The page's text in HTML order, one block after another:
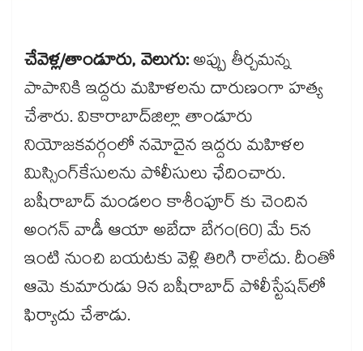
చేవెళ్ల/తాండూరు, వెలుగు:అప్పు తీర్చమన్న
పాపానికి ఇద్దరు మహిళలను దారుణంగా హత్య
చేశారు. వికారాబాద్​జిల్లా తాండూరు
నియోజకవర్గంలో నమోదైన ఇద్దరు మహిళల
మిస్సింగ్​కేసులను పోలీసులు ఛేదించారు.
బషీరాబాద్ మండలం కాశీంపూర్ కు చెందిన
అంగన్ వాడీ ఆయా అబేదా బేగం(60) మే 5న
ఇంటి నుంచి బయటకు వెళ్లి తిరిగి రాలేదు. దీంతో
ఆమె కుమారుడు 9న బషీరాబాద్ పోలీస్టేషన్​లో
ఫిర్యాదు చేశాడు.